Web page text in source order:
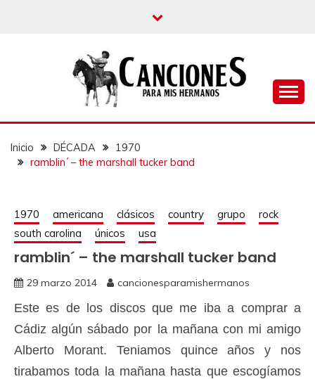
CANCIONES PARA
MIS HERMANOS
Inicio DÉCADA
1970
ramblin´ – the marshall tucker band
1970 americana clásicos country grupo
rock
south carolina
únicos usa
ramblin´ – the marshall tucker band
29 marzo 2014 cancionesparamishermanos
Este es de los discos que me iba a comprar a
Cádiz algún sábado por la mañana con mi amigo
Alberto Morant. Teniamos quince años y nos
tirabamos toda la mañana hasta que escogíamos